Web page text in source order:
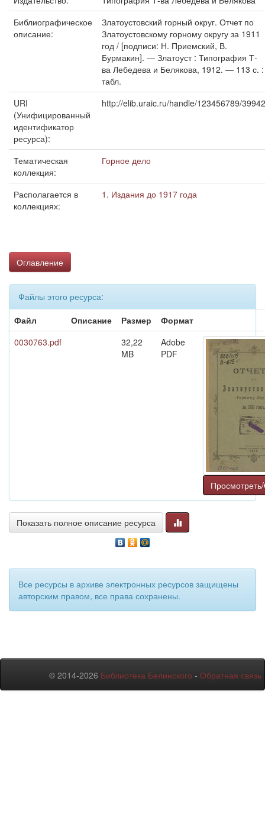
Библиографическое
описание:
Златоустовский горный округ. Отчет по
Златоустовскому горному округу за 1911
год / [подписи: Н. Приемский, В.
Бурмакин]. — Златоуст : Типография Т-
ва Лебедева и Белякова, 1912. — 113 с. :
табл.
URI
(Унифицированный
идентификатор
ресурса):
http://elib.uraic.ru/handle/123456789/39942
Тематическая
коллекция:
Горное дело
Располагается в
коллекциях:
1. Издания до 1917 года
Оглавление
Файлы этого ресурса:
Файл
Описание Размер
Формат
0030763.pdf
32,22
MB
Adobe
PDF
Показать полное описание ресурса
Все ресурсы в архиве электронных ресурсов защищены
авторским правом, все права сохранены.
© 2014-2026 Библиотека Белинского - Обратная связь